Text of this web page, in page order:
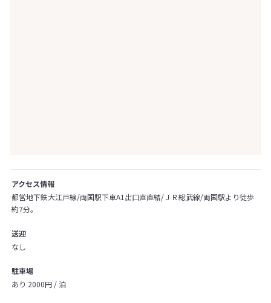
アクセス情報
都営地下鉄大江戸線/両国駅下車A1出口直直結/ＪＲ総武線/両国駅より徒歩
約7分。
送迎
なし
駐車場
あり 2000円 / 泊